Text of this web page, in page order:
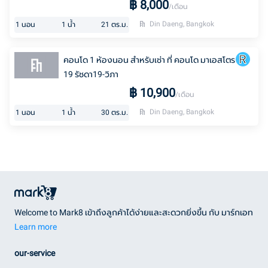
฿ 8,000/เดือน
1 นอน 1 น้ำ 21 ตร.ม. Din Daeng, Bangkok
คอนโด 1 ห้องนอน สำหรับเช่า ที่ คอนโด มาเอสโตร
19 รัชดา19-วิภา
฿ 10,900/เดือน
1 นอน 1 น้ำ 30 ตร.ม. Din Daeng, Bangkok
Welcome to Mark8 เข้าถึงลูกค้าได้ง่ายและสะดวกยิ่งขึ้น กับ มาร์กเอท
Learn more
our-service